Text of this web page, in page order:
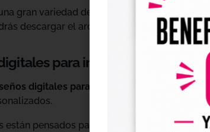
gran variedad de diseños individuales y
descargar el archivo y utilizarlo en tus
para impresión DTF textil
digitales para DTF
son ideales para
están pensados para facilitar la preparación